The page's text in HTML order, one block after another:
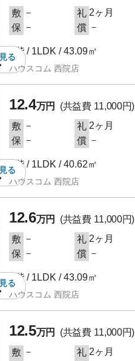
見る
敷 － 礼 2ヶ月
保 － 償 －
2階 / 1LDK / 43.09㎡
ハウスコム 西院店
見る
12.4万円
(共益費 11,000円)
敷 － 礼 2ヶ月
保 － 償 －
3階 / 1LDK / 40.62㎡
ハウスコム 西院店
見る
12.6万円
(共益費 11,000円)
敷 － 礼 2ヶ月
保 － 償 －
3階 / 1LDK / 43.09㎡
ハウスコム 西院店
12.5万円
(共益費 11,000円)
敷 － 礼 2ヶ月